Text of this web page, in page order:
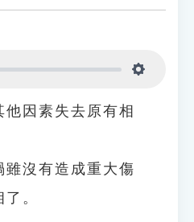
因素失去原有相
雖沒有造成重大傷
。